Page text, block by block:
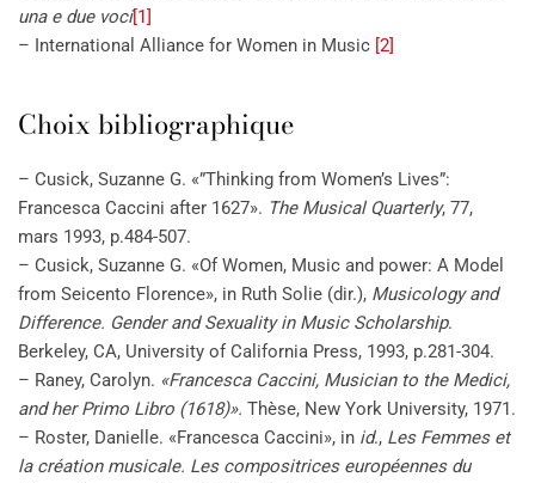
una e due voci[1]
– International Alliance for Women in Music [2]
Choix bibliographique
– Cusick, Suzanne G. «”Thinking from Women’s Lives”:
Francesca Caccini after 1627». The Musical Quarterly, 77,
mars 1993, p.484-507.
– Cusick, Suzanne G. «Of Women, Music and power: A Model
from Seicento Florence», in Ruth Solie (dir.), Musicology and
Difference. Gender and Sexuality in Music Scholarship.
Berkeley, CA, University of California Press, 1993, p.281-304.
– Raney, Carolyn. «Francesca Caccini, Musician to the Medici,
and her Primo Libro (1618)». Thèse, New York University, 1971.
– Roster, Danielle. «Francesca Caccini», in id., Les Femmes et
la création musicale. Les compositrices européennes du